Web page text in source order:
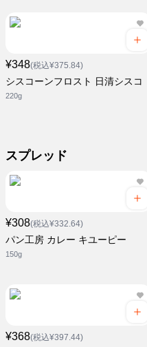
¥348(税込¥375.84)
シスコーンフロスト 日清シスコ
220g
スプレッド
¥308(税込¥332.64)
パン工房 カレー キユーピー
150g
¥368(税込¥397.44)